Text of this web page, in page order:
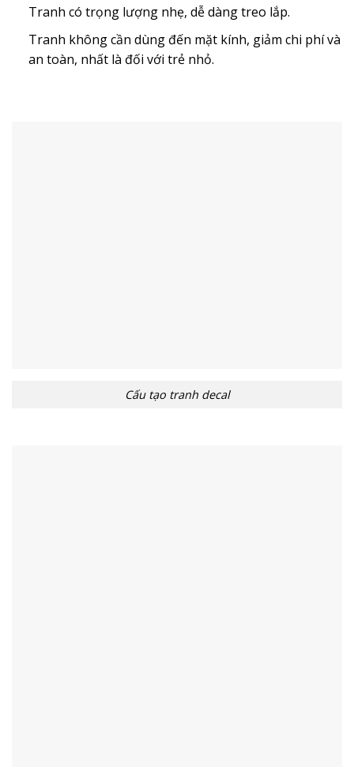
Tranh có trọng lượng nhẹ, dễ dàng treo lắp.
Tranh không cần dùng đến mặt kính, giảm chi phí và
an toàn, nhất là đối với trẻ nhỏ.
Cấu tạo tranh decal